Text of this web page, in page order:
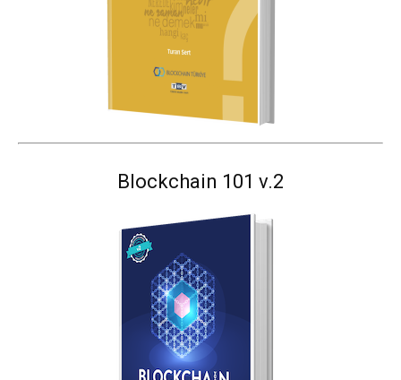
Blockchain 101 v.2